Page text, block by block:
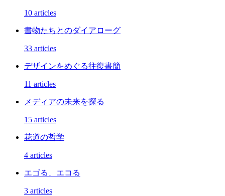
10 articles
書物たちとのダイアローグ
33 articles
デザインをめぐる往復書簡
11 articles
メディアの未来を探る
15 articles
花道の哲学
4 articles
エゴる、エコる
3 articles